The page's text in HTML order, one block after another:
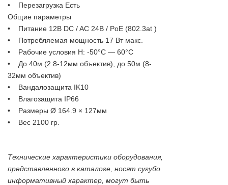
• Перезагрузка Есть
Общие параметры
• Питание 12В DC / AC 24В / PoE (802.3at )
• Потребляемая мощность 17 Вт макс.
• Рабочие условия Н: -50°С — 60°С
• До 40м (2.8-12мм объектив), до 50м (8-
32мм объектив)
• Вандалозащита IK10
• Влагозащита IP66
• Размеры Ø 164.9 × 127мм
• Вес 2100 гр.
Технические характеристики оборудования,
представленного в каталоге, носят сугубо
информативный характер, могут быть